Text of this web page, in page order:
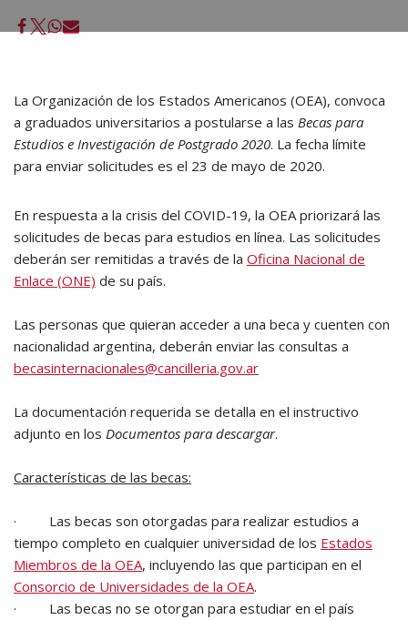
La Organización de los Estados Americanos (OEA), convoca
a graduados universitarios a postularse a las Becas para
Estudios e Investigación de Postgrado 2020. La fecha límite
para enviar solicitudes es el 23 de mayo de 2020.
En respuesta a la crisis del COVID-19, la OEA priorizará las
solicitudes de becas para estudios en línea. Las solicitudes
deberán ser remitidas a través de la Oficina Nacional de
Enlace (ONE) de su país.
Las personas que quieran acceder a una beca y cuenten con
nacionalidad argentina, deberán enviar las consultas a
becasinternacionales@cancilleria.gov.ar
La documentación requerida se detalla en el instructivo
adjunto en los Documentos para descargar.
Características de las becas:
· Las becas son otorgadas para realizar estudios a
tiempo completo en cualquier universidad de los Estados
Miembros de la OEA, incluyendo las que participan en el
Consorcio de Universidades de la OEA.
· Las becas no se otorgan para estudiar en el país